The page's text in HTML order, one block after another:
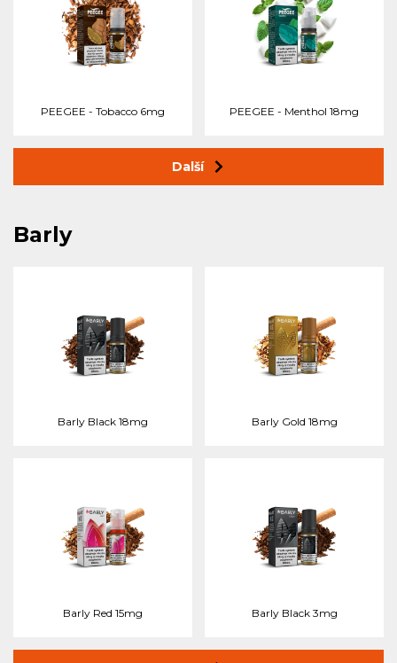
PEEGEE - Tobacco 6mg PEEGEE - Menthol 18mg
Další
Barly
Barly Black 18mg Barly Gold 18mg
Barly Red 15mg Barly Black 3mg